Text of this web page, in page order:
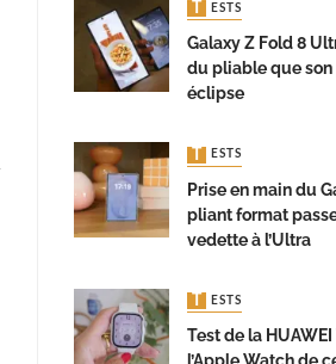
TESTS
Galaxy Z Fold 8
du pliable que
éclipse
TESTS
Prise en main du
pliant format
vedette à l’Ultra
TESTS
Test de la